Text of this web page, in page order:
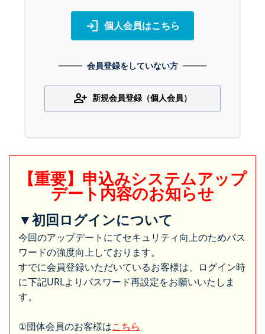
login 個人会員はこちら
会員登録をしていない方
person_add 新規会員登録（個人会員）
【重要】申込みシステムアップ
デート内容のお知らせ
▼初回ログインについて
今回のアップデートにてセキュリティ向上のためパス
ワードの強度向上しております。
すでに会員登録いただいているお客様は、ログイン時
に下記URLよりパスワード再設定をお願いいたしま
す。
①団体会員のお客様はこちら